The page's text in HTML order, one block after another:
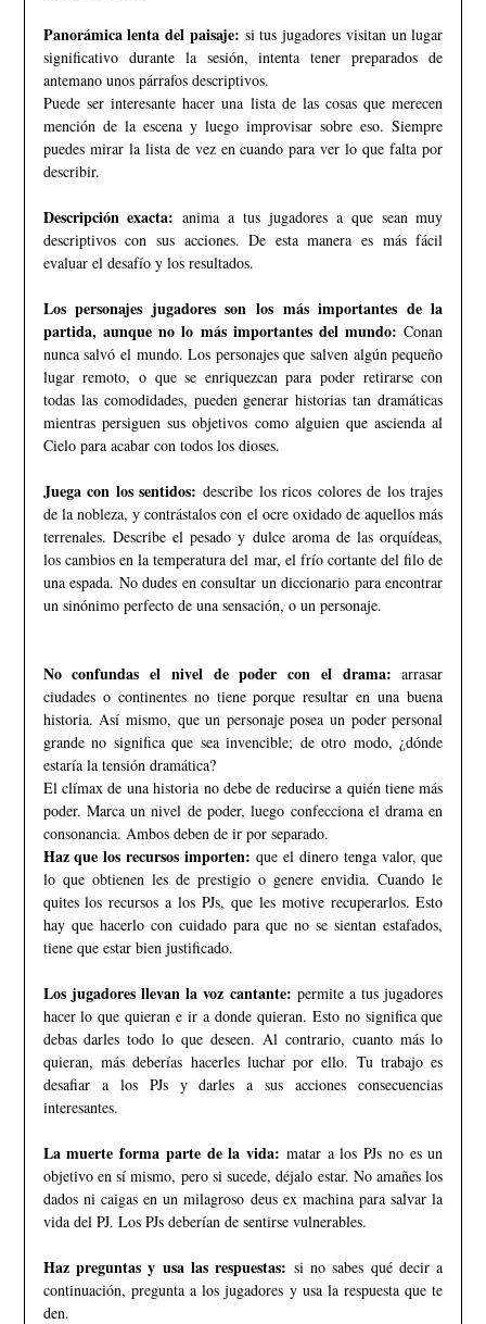
Panorámica lenta del paisaje: si tus jugadores visitan un lugar
significativo durante la sesión, intenta tener preparados de
antemano unos párrafos descriptivos.
Puede ser interesante hacer una lista de las cosas que merecen
mención de la escena y luego improvisar sobre eso. Siempre
puedes mirar la lista de vez en cuando para ver lo que falta por
describir.
Descripción exacta: anima a tus jugadores a que sean muy
descriptivos con sus acciones. De esta manera es más fácil
evaluar el desafío y los resultados.
Los personajes jugadores son los más importantes de la
partida, aunque no lo más importantes del mundo: Conan
nunca salvó el mundo. Los personajes que salven algún pequeño
lugar remoto, o que se enriquezcan para poder retirarse con
todas las comodidades, pueden generar historias tan dramáticas
mientras persiguen sus objetivos como alguien que ascienda al
Cielo para acabar con todos los dioses.
Juega con los sentidos: describe los ricos colores de los trajes
de la nobleza, y contrástalos con el ocre oxidado de aquellos más
terrenales. Describe el pesado y dulce aroma de las orquídeas,
los cambios en la temperatura del mar, el frío cortante del filo de
una espada. No dudes en consultar un diccionario para encontrar
un sinónimo perfecto de una sensación, o un personaje.
No confundas el nivel de poder con el drama: arrasar
ciudades o continentes no tiene porque resultar en una buena
historia. Así mismo, que un personaje posea un poder personal
grande no significa que sea invencible; de otro modo, ¿dónde
estaría la tensión dramática?
El clímax de una historia no debe de reducirse a quién tiene más
poder. Marca un nivel de poder, luego confecciona el drama en
consonancia. Ambos deben de ir por separado.
Haz que los recursos importen: que el dinero tenga valor, que
lo que obtienen les de prestigio o genere envidia. Cuando le
quites los recursos a los PJs, que les motive recuperarlos. Esto
hay que hacerlo con cuidado para que no se sientan estafados,
tiene que estar bien justificado.
Los jugadores llevan la voz cantante: permite a tus jugadores
hacer lo que quieran e ir a donde quieran. Esto no significa que
debas darles todo lo que deseen. Al contrario, cuanto más lo
quieran, más deberías hacerles luchar por ello. Tu trabajo es
desafiar a los PJs y darles a sus acciones consecuencias
interesantes.
La muerte forma parte de la vida: matar a los PJs no es un
objetivo en sí mismo, pero si sucede, déjalo estar. No amañes los
dados ni caigas en un milagroso deus ex machina para salvar la
vida del PJ. Los PJs deberían de sentirse vulnerables.
Haz preguntas y usa las respuestas: si no sabes qué decir a
continuación, pregunta a los jugadores y usa la respuesta que te
den.